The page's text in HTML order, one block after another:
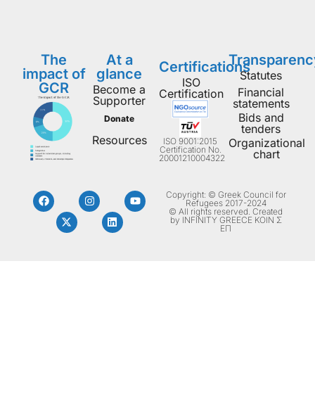
The
impact of
GCR
At a
glance
Become a
Supporter
Donate
Resources
Certifications
ISO
Certification
ISO 9001:2015
Certification No.
20001210004322
Statutes
Financial
statements
Bids and
tenders
Organizational
chart
Copyright: © Greek Council for
Refugees 2017-2024
© All rights reserved. Created
by INFINITY GREECE ΚΟΙΝ Σ
ΕΠ